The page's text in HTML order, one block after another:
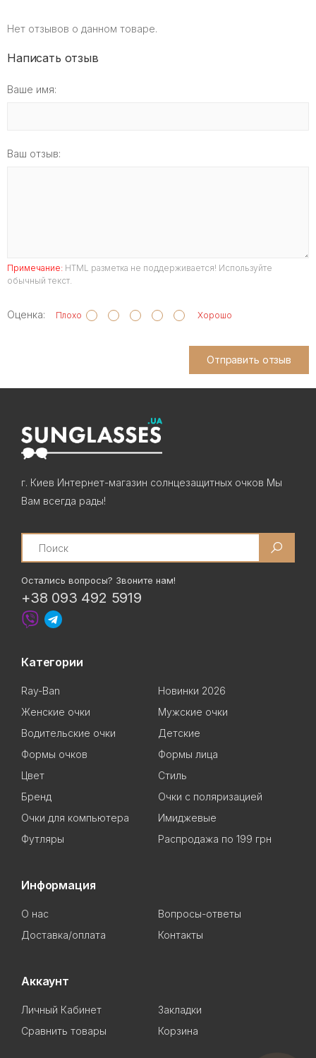
Нет отзывов о данном товаре.
Написать отзыв
Ваше имя:
Ваш отзыв:
Примечание: HTML разметка не поддерживается! Используйте
обычный текст.
Оценка: Плохо Хорошо
Отправить отзыв
г. Киев Интернет-магазин солнцезащитных очков Мы
Вам всегда рады!
Search
Остались вопросы? Звоните нам!
+38 093 492 5919
Категории
Ray-Ban
Новинки 2026
Женские очки
Мужские очки
Водительские очки
Детские
Формы очков
Формы лица
Цвет
Стиль
Бренд
Очки с поляризацией
Очки для компьютера
Имиджевые
Футляры
Распродажа по 199 грн
Информация
О нас
Вопросы-ответы
Доставка/оплата
Контакты
Аккаунт
Личный Кабинет
Закладки
Сравнить товары
Корзина